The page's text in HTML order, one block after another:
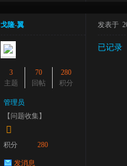
戈隆-翼
3
主题
70
回帖
280
积分
管理员
【问题收集】
积分 280
发消息
发表于
已记录